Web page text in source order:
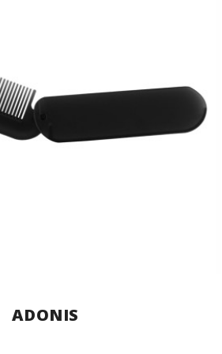
ADONIS